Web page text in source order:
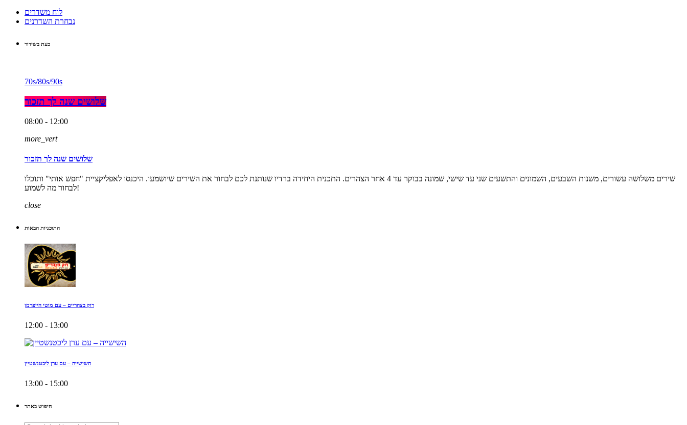
לוח משדרים
נבחרת השדרנים
כעת בשידור
70s/80s/90s
שלושים שנה לך תזכור
08:00 - 12:00
more_vert
שלושים שנה לך תזכור
שירים משלושה עשורים, משנות השבעים, השמונים והתשעים שני עד שישי, שמונה בבוקר עד 4 אחר הצהרים. התכנית היחידה ברדיו שנותנת לכם לבחור את השירים שיושמעו. היכנסו לאפליקציית "חפש אותי" ותוכלו
לבחור מה לשמוע!
close
התוכניות הבאות
רוק בצהריים – עם מוטי הייפרמן
12:00 - 13:00
השישייה – עם ערן ליכטנשטיין
13:00 - 15:00
חיפוש באתר